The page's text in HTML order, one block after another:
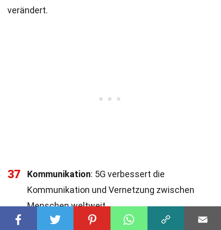
verändert.
37 Kommunikation: 5G verbessert die
Kommunikation und Vernetzung zwischen
Menschen weltweit.